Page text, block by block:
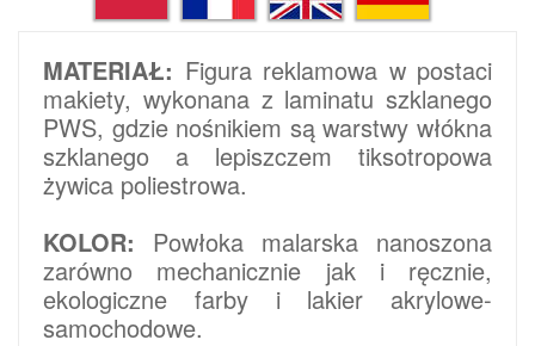
MATERIAŁ: Figura reklamowa w postaci
makiety, wykonana z laminatu szklanego
PWS, gdzie nośnikiem są warstwy włókna
szklanego a lepiszczem tiksotropowa
żywica poliestrowa.
KOLOR: Powłoka malarska nanoszona
zarówno mechanicznie jak i ręcznie,
ekologiczne farby i lakier akrylowe-
samochodowe.